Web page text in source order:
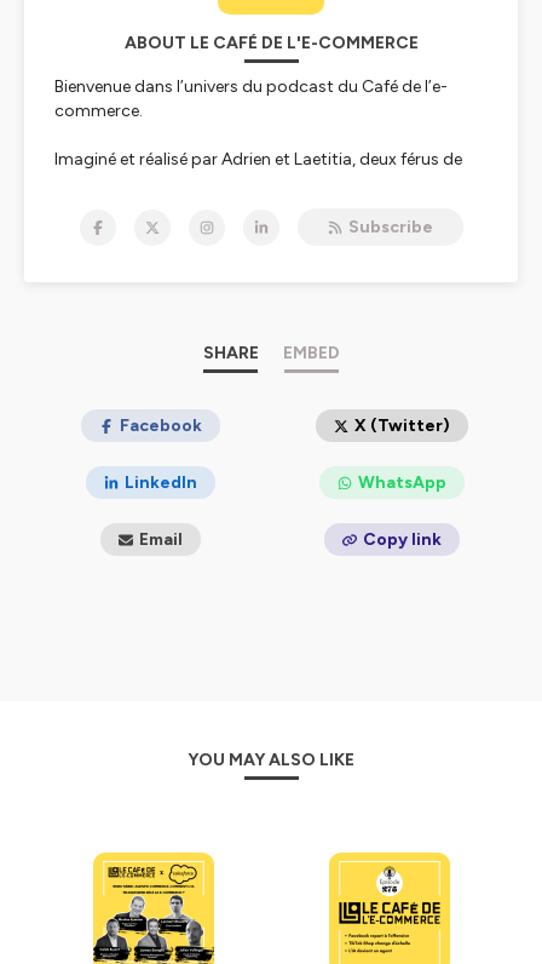
ABOUT LE CAFÉ DE L'E-COMMERCE
Bienvenue dans l’univers du podcast du Café de l’e-
commerce.
Imaginé et réalisé par Adrien et Laetitia, deux férus de
toujours dans une ambiance décontractée, autour d’un
Subscribe
SHARE EMBED
Facebook X (Twitter)
LinkedIn WhatsApp
Email Copy link
YOU MAY ALSO LIKE